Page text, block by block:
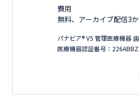
費用
無料、アーカイブ配信3
パナビア® V5 管理医療機器
医療機器認証番号：